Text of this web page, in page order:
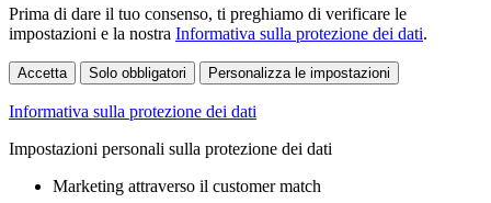
Prima di dare il tuo consenso, ti preghiamo di verificare le
impostazioni e la nostra Informativa sulla protezione dei dati.
Accetta Solo obbligatori Personalizza le impostazioni
Informativa sulla protezione dei dati
Impostazioni personali sulla protezione dei dati
Marketing attraverso il customer match